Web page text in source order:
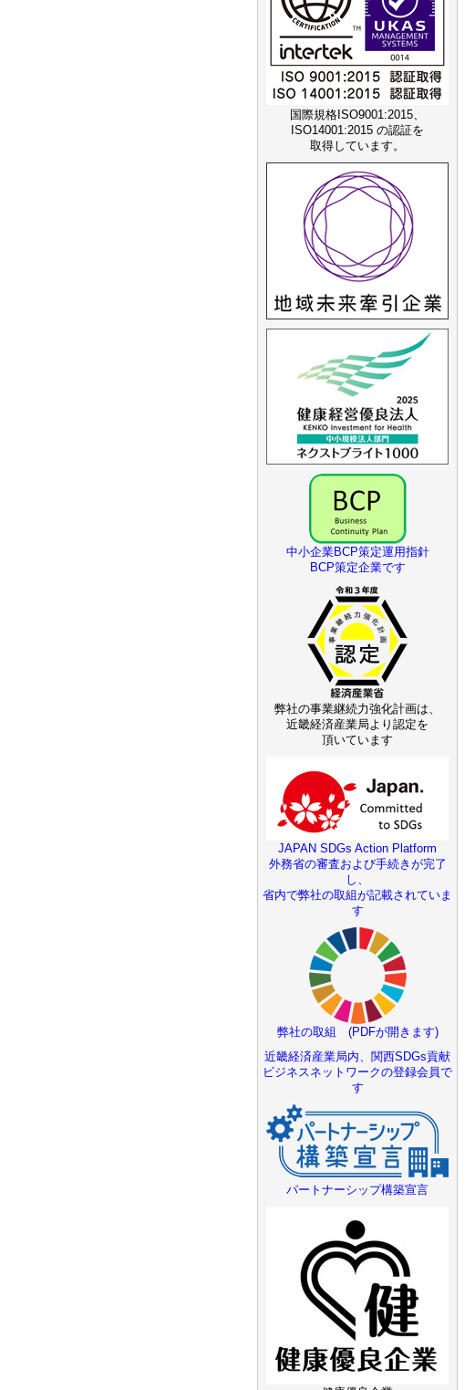
国際規格ISO9001:2015、
ISO14001:2015 の認証を
取得しています。
中小企業BCP策定運用指針
BCP策定企業です
弊社の事業継続力強化計画は、
近畿経済産業局より認定を
頂いています
JAPAN SDGs Action Platform
外務省の審査および手続きが完了
し、
省内で弊社の取組が記載されていま
す
弊社の取組 (PDFが開きます)
近畿経済産業局内、関西SDGs貢献
ビジネスネットワークの登録会員で
す
パートナーシップ構築宣言